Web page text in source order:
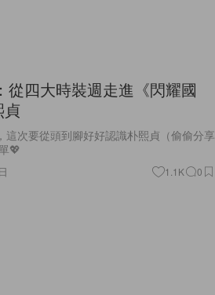
從四大時裝週走進《閃耀國
貞
這次要從頭到腳好好認識朴熙貞（偷偷分享
💖
1.1K 0